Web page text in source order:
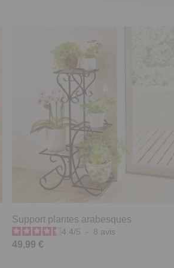
Support plantes arabesques
4.4/5 - 8 avis
49,99 €